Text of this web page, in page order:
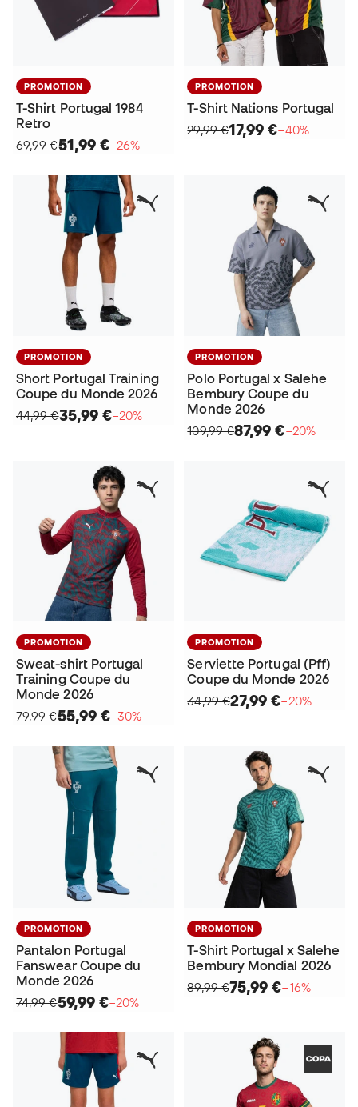
PROMOTION
T-Shirt Portugal 1984
Retro
69,99 €51,99 €−26%
PROMOTION
T-Shirt Nations Portugal
29,99 €17,99 €−40%
PROMOTION
Short Portugal Training
Coupe du Monde 2026
44,99 €35,99 €−20%
PROMOTION
Polo Portugal x Salehe
Bembury Coupe du
Monde 2026
109,99 €87,99 €−20%
PROMOTION
Sweat-shirt Portugal
Training Coupe du
Monde 2026
79,99 €55,99 €−30%
PROMOTION
Serviette Portugal (Pff)
Coupe du Monde 2026
34,99 €27,99 €−20%
PROMOTION
Pantalon Portugal
Fanswear Coupe du
Monde 2026
74,99 €59,99 €−20%
PROMOTION
T-Shirt Portugal x Salehe
Bembury Mondial 2026
89,99 €75,99 €−16%